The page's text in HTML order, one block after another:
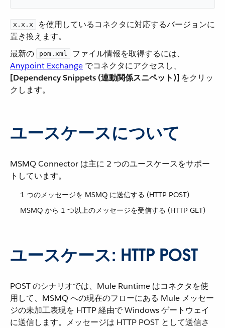
x.x.x
​ を使用しているコネクタに対応するバージョンに
置き換えます。
最新の ​
pom.xml
​ ファイル情報を取得するには、​
Anypoint Exchange ​ でコネクタにアクセスし、​
[Dependency Snippets (連動関係スニペット)] ​ をクリッ
クします。
ユースケースについて
MSMQ Connector は主に 2 つのユースケースをサポー
トしています。
1 つのメッセージを MSMQ に送信する (HTTP POST)
MSMQ から 1 つ以上のメッセージを受信する (HTTP GET)
ユースケース: HTTP POST
POST のシナリオでは、Mule Runtime はコネクタを使
用して、MSMQ への現在のフローにある Mule メッセー
ジの未加工表現を HTTP 経由で Windows ゲートウェイ
に送信します。メッセージは HTTP POST として送信さ